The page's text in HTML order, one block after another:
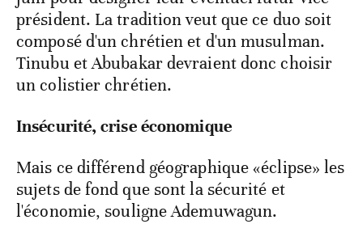
président. La tradition veut que ce duo soit
composé d'un chrétien et d'un musulman.
Tinubu et Abubakar devraient donc choisir
un colistier chrétien.
Insécurité, crise économique
Mais ce différend géographique «éclipse» les
sujets de fond que sont la sécurité et
l'économie, souligne Ademuwagun.